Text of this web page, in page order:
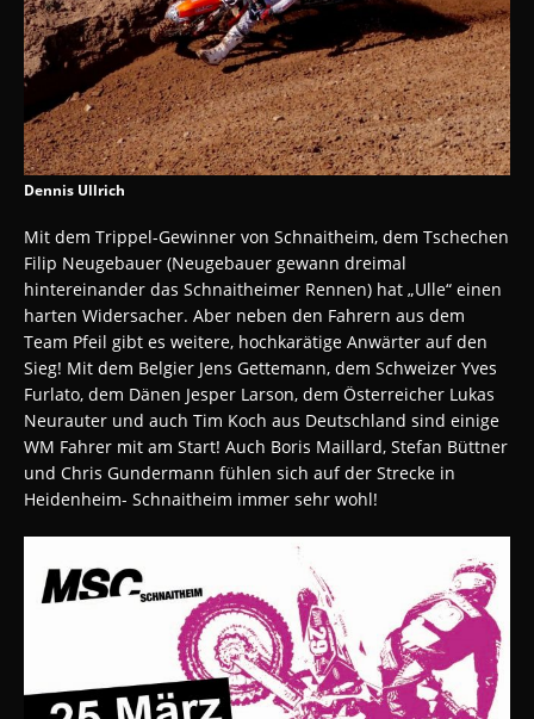
Dennis Ullrich
Mit dem Trippel-Gewinner von Schnaitheim, dem Tschechen
Filip Neugebauer (Neugebauer gewann dreimal
hintereinander das Schnaitheimer Rennen) hat „Ulle“ einen
harten Widersacher. Aber neben den Fahrern aus dem
Team Pfeil gibt es weitere, hochkarätige Anwärter auf den
Sieg! Mit dem Belgier Jens Gettemann, dem Schweizer Yves
Furlato, dem Dänen Jesper Larson, dem Österreicher Lukas
Neurauter und auch Tim Koch aus Deutschland sind einige
WM Fahrer mit am Start! Auch Boris Maillard, Stefan Büttner
und Chris Gundermann fühlen sich auf der Strecke in
Heidenheim- Schnaitheim immer sehr wohl!